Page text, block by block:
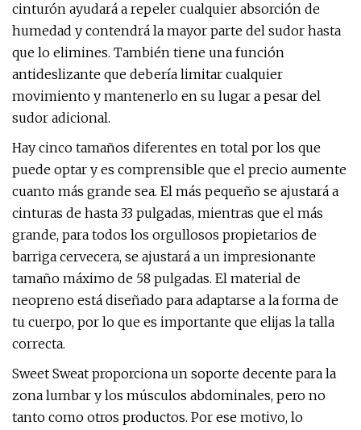
cinturón ayudará a repeler cualquier absorción de
humedad y contendrá la mayor parte del sudor hasta
que lo elimines. También tiene una función
antideslizante que debería limitar cualquier
movimiento y mantenerlo en su lugar a pesar del
sudor adicional.
Hay cinco tamaños diferentes en total por los que
puede optar y es comprensible que el precio aumente
cuanto más grande sea. El más pequeño se ajustará a
cinturas de hasta 33 pulgadas, mientras que el más
grande, para todos los orgullosos propietarios de
barriga cervecera, se ajustará a un impresionante
tamaño máximo de 58 pulgadas. El material de
neopreno está diseñado para adaptarse a la forma de
tu cuerpo, por lo que es importante que elijas la talla
correcta.
Sweet Sweat proporciona un soporte decente para la
zona lumbar y los músculos abdominales, pero no
tanto como otros productos. Por ese motivo, lo